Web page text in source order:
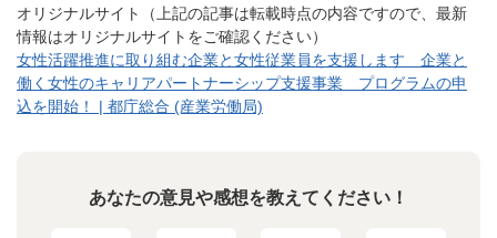
オリジナルサイト（上記の記事は転載時点の内容ですので、最新
情報はオリジナルサイトをご確認ください）
女性活躍推進に取り組む企業と女性従業員を支援します 企業と
働く女性のキャリアパートナーシップ支援事業 プログラムの申
込を開始！ | 都庁総合 (産業労働局)
あなたの意見や感想を教えてください！